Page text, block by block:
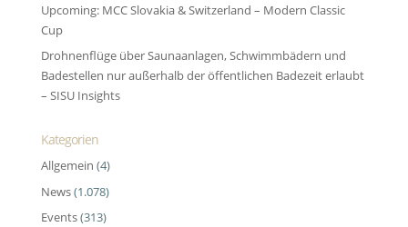
Upcoming: MCC Slovakia & Switzerland – Modern Classic
Cup
Drohnenflüge über Saunaanlagen, Schwimmbädern und
Badestellen nur außerhalb der öffentlichen Badezeit erlaubt
– SISU Insights
Kategorien
Allgemein (4)
News(1.078)
Events(313)